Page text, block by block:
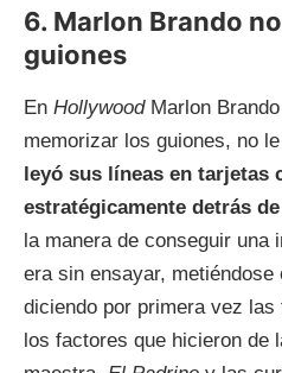
6. Marlon Brando
guiones
En HollywoodMarlon
memorizar los guiones, no
leyó sus líneas en tarjetas
estratégicamente detrás
la manera de conseguir una
era sin ensayar, metiéndose
diciendo por primera vez
los factores que hicieron de